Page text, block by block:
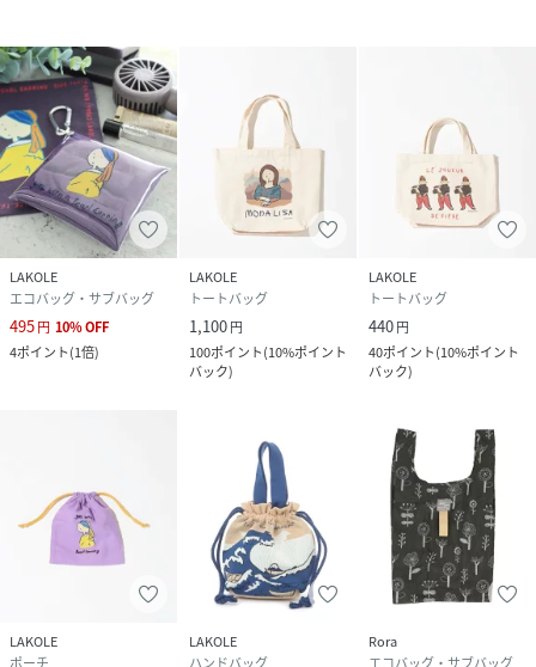
LAKOLE
エコバッグ・サブバッグ
495円 10%OFF
4ポイント(1倍)
LAKOLE
トートバッグ
1,100円
100ポイント(10%ポイント
バック)
LAKOLE
トートバッグ
440円
40ポイント(10%ポイント
バック)
LAKOLE
ポーチ
LAKOLE
ハンドバッグ
Rora
エコバッグ・サブバッグ